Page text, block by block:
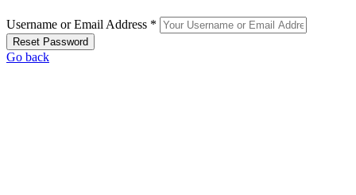
Username or Email Address *
Go back